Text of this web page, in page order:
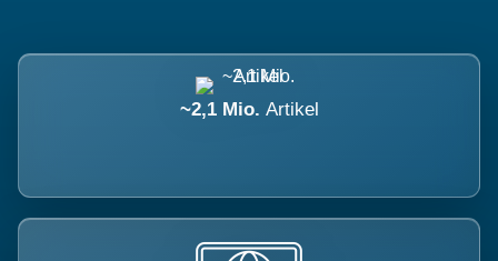
~2,1 Mio. Artikel